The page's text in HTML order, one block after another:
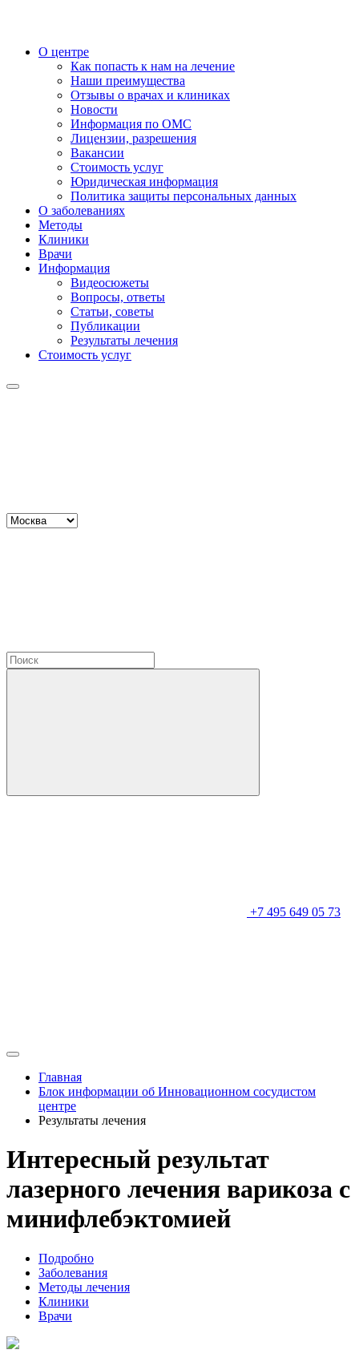
О центре
Как попасть к нам на лечение
Наши преимущества
Отзывы о врачах и клиниках
Новости
Информация по ОМС
Лицензии, разрешения
Вакансии
Стоимость услуг
Юридическая информация
Политика защиты персональных данных
О заболеваниях
Методы
Клиники
Врачи
Информация
Видеосюжеты
Вопросы, ответы
Статьи, советы
Публикации
Результаты лечения
Стоимость услуг
+7 495 649 05 73
Главная
Блок информации об Инновационном сосудистом
центре
Результаты лечения
Интересный результат
лазерного лечения варикоза с
минифлебэктомией
Подробно
Заболевания
Методы лечения
Клиники
Врачи